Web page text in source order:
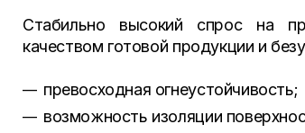
Стабильно высокий спрос на
качеством готовой продукции и
превосходная огнеустойчивость;
возможность изоляции